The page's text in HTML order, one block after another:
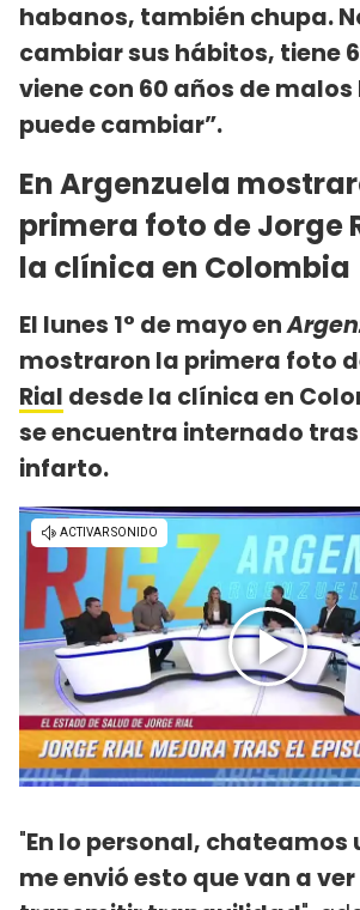
habanos, también chupa.
cambiar sus hábitos, tiene
viene con 60 años de
puede cambiar”.
En Argenzuela
primera foto de Jorge
la clínica en Colombia
El lunes 1° de mayo en
mostraron la primera foto
Rial desde la clínica en
se encuentra internado
infarto.
"En lo personal, chateamos
me envió esto que van a